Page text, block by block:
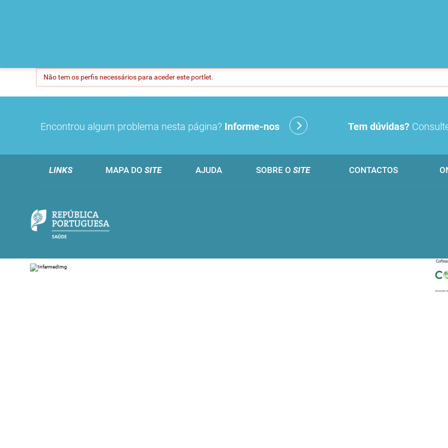
Não tem os perfis necessários para aceder este portlet.
Encontrou algum problema nesta página? Informe-nos Tem dúvidas?
LINKS MAPA DO SITE AJUDA SOBRE O SITE CONTACTOS